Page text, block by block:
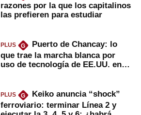
razones por la que los capitalinos
las prefieren para estudiar
PLUS G
Puerto de Chancay: lo
que trae la marcha blanca por
uso de tecnología de EE.UU. en
PLUS G
Keiko anuncia “shock”
ferroviario: terminar Línea 2 y